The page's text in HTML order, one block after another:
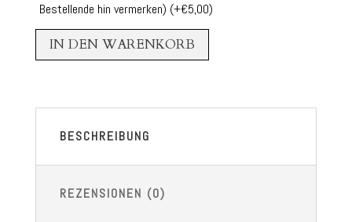
Bestellende hin vermerken) (+€5,00)
IN DEN WARENKORB
BESCHREIBUNG
REZENSIONEN (0)